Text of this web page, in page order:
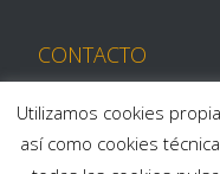
CONTACTO
Telf: 93 712 29 11
Utilizamos cookies
así como cookies